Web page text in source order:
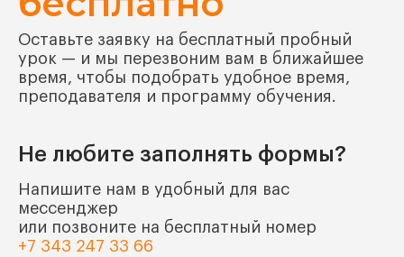
Оставьте заявку на бесплатный пробный
урок — и мы перезвоним вам в ближайшее
время, чтобы подобрать удобное время,
преподавателя и программу обучения.
Не любите заполнять формы?
Напишите нам в удобный для вас
мессенджер
или позвоните на бесплатный номер
+7 343 247 33 66